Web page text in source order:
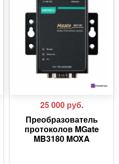
25 000 руб.
Преобразователь
протоколов MGate
MB3180 MOXA